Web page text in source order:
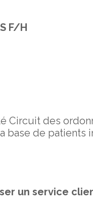
F/H
Circuit des
base de patients
un service